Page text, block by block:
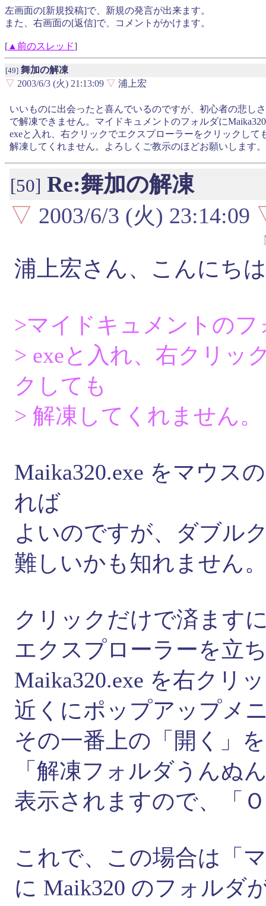
左画面の[新規投稿]で、新規の発言が出来ます。
また、右画面の[返信]で、コメントがかけます。
[ ▲前のスレッド]
[49] 舞加の解凍
▽ 2003/6/3 (火) 21:13:09 ▽ 浦上宏
いいものに出会ったと喜んでいるのですが、初心者の悲しさ
で解凍できません。マイドキュメントのフォルダに
exeと入れ、右クリックでエクスプローラーをクリックして
解凍してくれません。よろしくご教示のほどお願いします。
[50] Re:舞加の解凍
▽ 2003/6/3 (火) 23:14:09
浦上宏さん、こんにち
>マイドキュメントのフ
> exeと入れ、右クリッ
クしても
> 解凍してくれません。
Maika320.exe をマウス
れば
よいのですが、ダブル
難しいかも知れません
クリックだけで済ます
エクスプローラーを立
Maika320.exe を右クリ
近くにポップアップメ
その一番上の「開く」
「解凍フォルダうんぬ
表示されますので、「
これで、この場合は「
に Maik320 のフォルダ